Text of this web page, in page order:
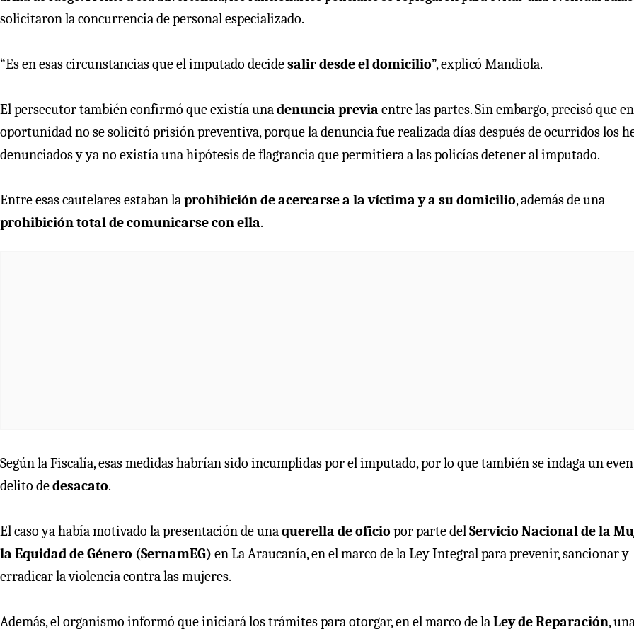
solicitaron la concurrencia de personal especializado.
“Es en esas circunstancias que el imputado decidesalir desde el domicilio”, explicó Mandiola.
El persecutor también confirmó que existía unadenuncia previa entre las partes. Sin embargo, precisó que
oportunidad no se solicitó prisión preventiva, porque la denuncia fue realizada días después de ocurridos los
denunciados y ya no existía una hipótesis de flagrancia que permitiera a las policías detener al imputado.
Entre esas cautelares estaban laprohibición de acercarse a la víctima y a su domicilio, además de una
prohibición total de comunicarse con ella.
Según la Fiscalía, esas medidas habrían sido incumplidas por el imputado, por lo que también se indaga un
delito dedesacato.
El caso ya había motivado la presentación de unaquerella de oficio por parte delServicio Nacional de la
la Equidad de Género (SernamEG) en La Araucanía, en el marco de la Ley Integral para prevenir, sancionar y
erradicar la violencia contra las mujeres.
Además, el organismo informó que iniciará los trámites para otorgar, en el marco de laLey de Reparación,